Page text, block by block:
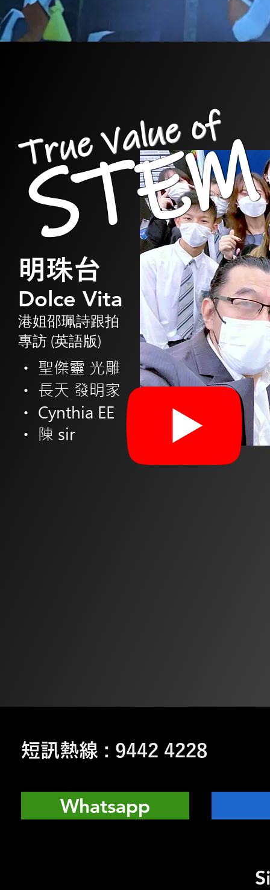
True Value of
STEM
​
明珠台
Dolce Vita
港姐邵珮詩跟拍
專訪 (英語版)
・ 聖傑靈 光雕
・ 長天 發明家
・ Cynthia EE
・ 陳 sir
短訊熱線 : 9442 4228
Whatsapp